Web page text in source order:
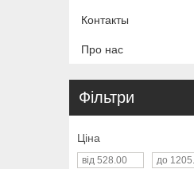
Контакты
Про нас
Фільтри
Ціна